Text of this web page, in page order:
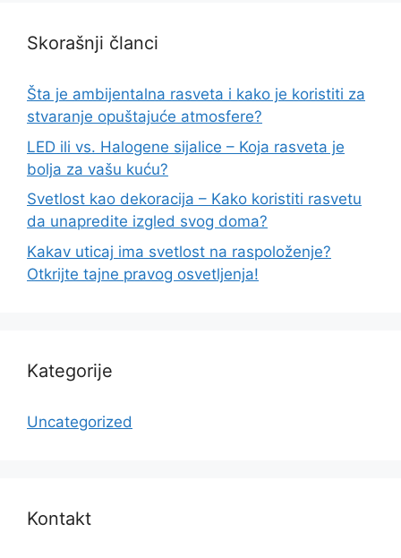
Skorašnji članci
Šta je ambijentalna rasveta i kako je koristiti za
stvaranje opuštajuće atmosfere?
LED ili vs. Halogene sijalice – Koja rasveta je
bolja za vašu kuću?
Svetlost kao dekoracija – Kako koristiti rasvetu
da unapredite izgled svog doma?
Kakav uticaj ima svetlost na raspoloženje?
Otkrijte tajne pravog osvetljenja!
Kategorije
Uncategorized
Kontakt